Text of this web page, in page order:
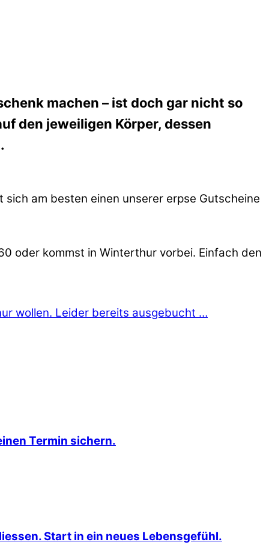
machen – ist doch gar nicht so
den jeweiligen Körper, dessen
am besten einen unserer erpse Gutscheine
oder kommst in Winterthur vorbei. Einfach den
wollen. Leider bereits ausgebucht …
Termin sichern.
Start in ein neues Lebensgefühl.